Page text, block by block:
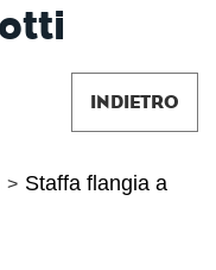
INDIETRO
> Staffa flangia a